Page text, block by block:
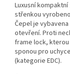
Luxusní
střenkou
Čepel je
otevření. Proti
frame lock,
sponou pro
(kategorie EDC).